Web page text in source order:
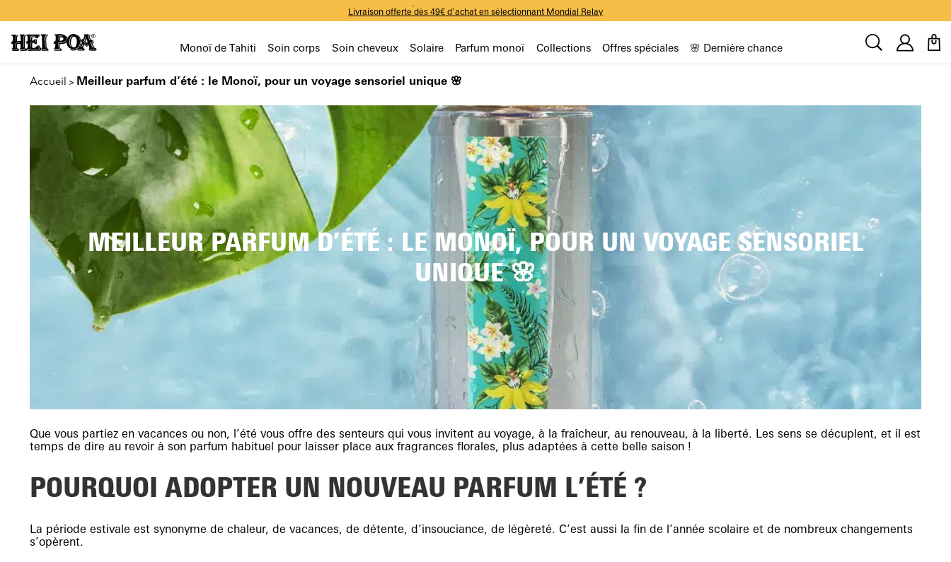
Livraison offerte dès 49€ d’achat en sélectionnant Mondial Relay
-10% sur votre première commande avec le code WELCOME
-10% sur votre première commande avec le code WELCOME
Monoï de Tahiti Soin corps Soin cheveux Solaire Parfum monoï Collections Offres spéciales 🌸 Dernière chance
Recherche
Accueil > Meilleur parfum d’été : le Monoï, pour un voyage sensoriel unique 🌸
MEILLEUR PARFUM D’ÉTÉ : LE MONOÏ, POUR UN VOYAGE SENSORIEL
UNIQUE 🌸
Que vous partiez en vacances ou non, l’été vous offre des senteurs qui vous invitent au voyage, à la fraîcheur, au renouveau, à la liberté. Les sens se décuplent, et il est
temps de dire au revoir à son parfum habituel pour laisser place aux fragrances florales, plus adaptées à cette belle saison !
POURQUOI ADOPTER UN NOUVEAU PARFUM L’ÉTÉ ?
La période estivale est synonyme de chaleur, de vacances, de détente, d’insouciance, de légèreté. C’est aussi la fin de l’année scolaire et de nombreux changements
s’opèrent.